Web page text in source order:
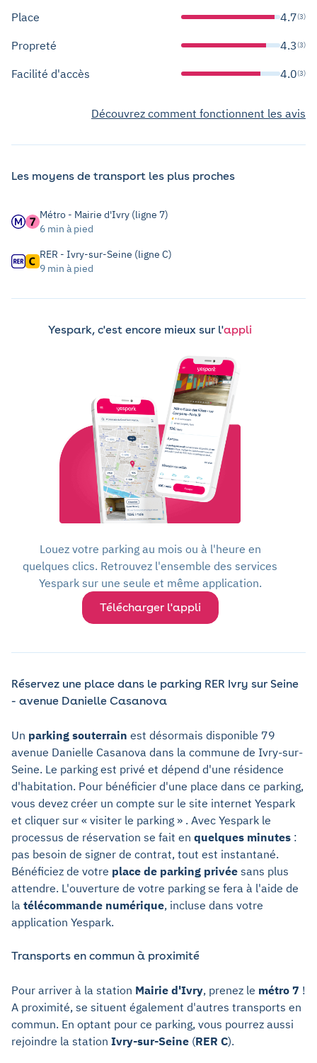
Place 4.7(3)
Propreté 4.3(3)
Facilité d'accès 4.0(3)
Découvrez comment fonctionnent les avis
Les moyens de transport les plus proches
Métro - Mairie d'Ivry (ligne 7)
6 min à pied
RER - Ivry-sur-Seine (ligne C)
9 min à pied
Yespark, c'est encore mieux sur l'appli
Louez votre parking au mois ou à l'heure en
quelques clics. Retrouvez l'ensemble des services
Yespark sur une seule et même application.
Télécharger l'appli
Réservez une place dans le parking RER Ivry sur Seine
- avenue Danielle Casanova
Un parking souterrain est désormais disponible 79
avenue Danielle Casanova dans la commune de Ivry-sur-
Seine. Le parking est privé et dépend d'une résidence
d'habitation. Pour bénéficier d'une place dans ce parking,
vous devez créer un compte sur le site internet Yespark
et cliquer sur « visiter le parking » . Avec Yespark le
processus de réservation se fait en quelques minutes :
pas besoin de signer de contrat, tout est instantané.
Bénéficiez de votre place de parking privée sans plus
attendre. L'ouverture de votre parking se fera à l'aide de
la télécommande numérique, incluse dans votre
application Yespark.
Transports en commun à proximité
Pour arriver à la station Mairie d'Ivry, prenez le métro 7 !
A proximité, se situent également d'autres transports en
commun. En optant pour ce parking, vous pourrez aussi
rejoindre la station Ivry-sur-Seine (RER C).